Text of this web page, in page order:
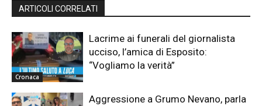
ARTICOLI CORRELATI
Cronaca
Lacrime ai funerali del giornalista
ucciso, l’amica di Esposito:
“Vogliamo la verità”
Aggressione a Grumo Nevano, parla